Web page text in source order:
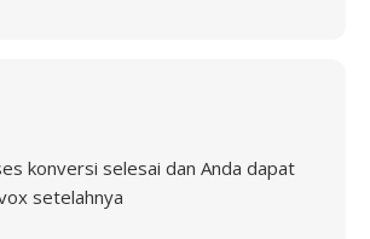
konversi selesai dan Anda dapat
setelahnya